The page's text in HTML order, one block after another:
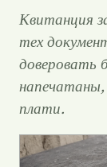
Квитанция
тех
доверовать
плати.